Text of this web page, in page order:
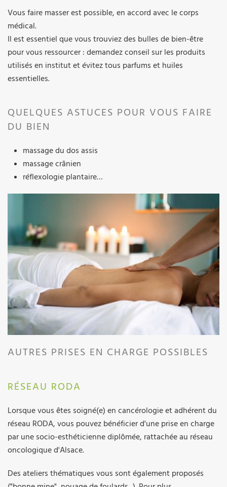
Vous faire masser est possible, en accord avec le corps
médical.
Il est essentiel que vous trouviez des bulles de bien-être
pour vous ressourcer : demandez conseil sur les produits
utilisés en institut et évitez tous parfums et huiles
essentielles.
QUELQUES ASTUCES POUR VOUS FAIRE
DU BIEN
massage du dos assis
massage crânien
réflexologie plantaire…
AUTRES PRISES EN CHARGE POSSIBLES
RÉSEAU RODA
Lorsque vous êtes soigné(e) en cancérologie et adhérent du
réseau RODA, vous pouvez bénéficier d'une prise en charge
par une socio-esthéticienne diplômée, rattachée au réseau
oncologique d'Alsace.
Des ateliers thématiques vous sont également proposés